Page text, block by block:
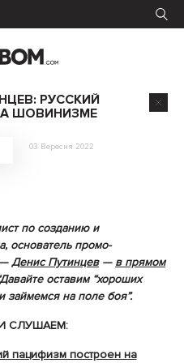
РУССКИЙ
ШОВИНИЗМЕ
03 Вересня 2022
по созданию и
основатель промо-
Денис Путинцев— в прямом
оставим “хороших
займемся на поле боя”.
СЛУШАЕМ:
пацифизм построен на